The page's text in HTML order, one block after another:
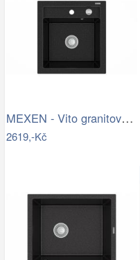
MEXEN - Vito granitový dřez 1-miska…
2619,-Kč